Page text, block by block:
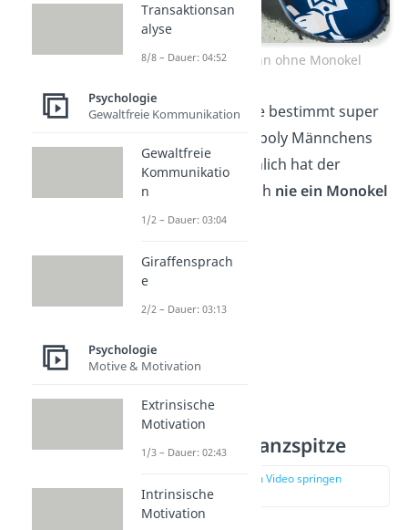
Der Monopoly Mann ohne Monokel
Diese Sehhilfe würde bestimmt super
zum Style des Monopoly Männchens
passen. Aber tatsächlich hat der
Monopoly Mann noch nie ein Monokel
getragen!
Pikachus Schwanzspitze
zur Stelle im Video springen
(01:45)
Transaktionsan
alyse
8/8 – Dauer: 04:52
Psychologie
Gewaltfreie Kommunikation
Gewaltfreie
Kommunikatio
n
1/2 – Dauer: 03:04
Giraffensprach
e
2/2 – Dauer: 03:13
Psychologie
Motive & Motivation
Extrinsische
Motivation
1/3 – Dauer: 02:43
Intrinsische
Motivation